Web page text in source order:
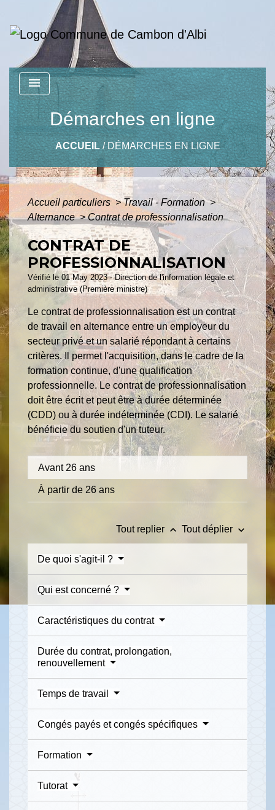
menu
Démarches en ligne
ACCUEIL/DÉMARCHES EN LIGNE
Accueil particuliers> Travail - Formation>
Alternance> Contrat de professionnalisation
CONTRAT DE
PROFESSIONNALISATION
Vérifié le 01 May 2023 - Direction de l'information légale et
administrative (Première ministre)
Le contrat de professionnalisation est un contrat
de travail en alternance entre un employeur du
secteur privé et un salarié répondant à certains
critères. Il permet l'acquisition, dans le cadre de la
formation continue, d'une qualification
professionnelle. Le contrat de professionnalisation
doit être écrit et peut être à durée déterminée
(CDD) ou à durée indéterminée (CDI). Le salarié
bénéficie du soutien d'un tuteur.
Avant 26 ans
À partir de 26 ans
Tout replier keyboard_arrow_up Tout déplier keyboard_arrow_down
De quoi s'agit-il ?
Qui est concerné ?
Caractéristiques du contrat
Durée du contrat, prolongation,
renouvellement
Temps de travail
Congés payés et congés spécifiques
Formation
Tutorat